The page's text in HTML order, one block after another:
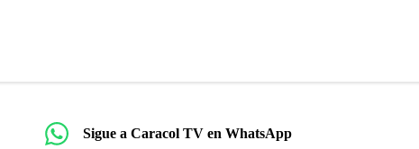
Sigue a Caracol TV en WhatsApp